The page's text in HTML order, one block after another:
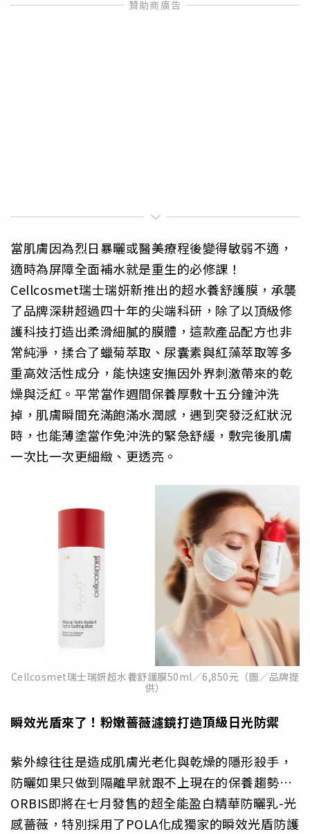
當肌膚因為烈日暴曬或醫美療程後變得敏弱不適，
適時為屏障全面補水就是重生的必修課！
Cellcosmet瑞士瑞妍新推出的超水養舒護膜，承襲
了品牌深耕超過四十年的尖端科研，除了以頂級修
護科技打造出柔滑細膩的膜體，這款產品配方也非
常純淨，揉合了蠟菊萃取、尿囊素與紅藻萃取等多
重高效活性成分，能快速安撫因外界刺激帶來的乾
燥與泛紅。平常當作週間保養厚敷十五分鐘沖洗
掉，肌膚瞬間充滿飽滿水潤感，遇到突發泛紅狀況
時，也能薄塗當作免沖洗的緊急舒緩，敷完後肌膚
一次比一次更細緻、更透亮。
Cellcosmet瑞士瑞妍超水養舒護膜50ml／6,850元（圖／品牌提
供）
瞬效光盾來了！粉嫩薔薇濾鏡打造頂級日光防禦
紫外線往往是造成肌膚光老化與乾燥的隱形殺手，
防曬如果只做到隔離早就跟不上現在的保養趨勢…
ORBIS即將在七月發售的超全能盈白精華防曬乳-光
感薔薇，特別採用了POLA化成獨家的瞬效光盾防護